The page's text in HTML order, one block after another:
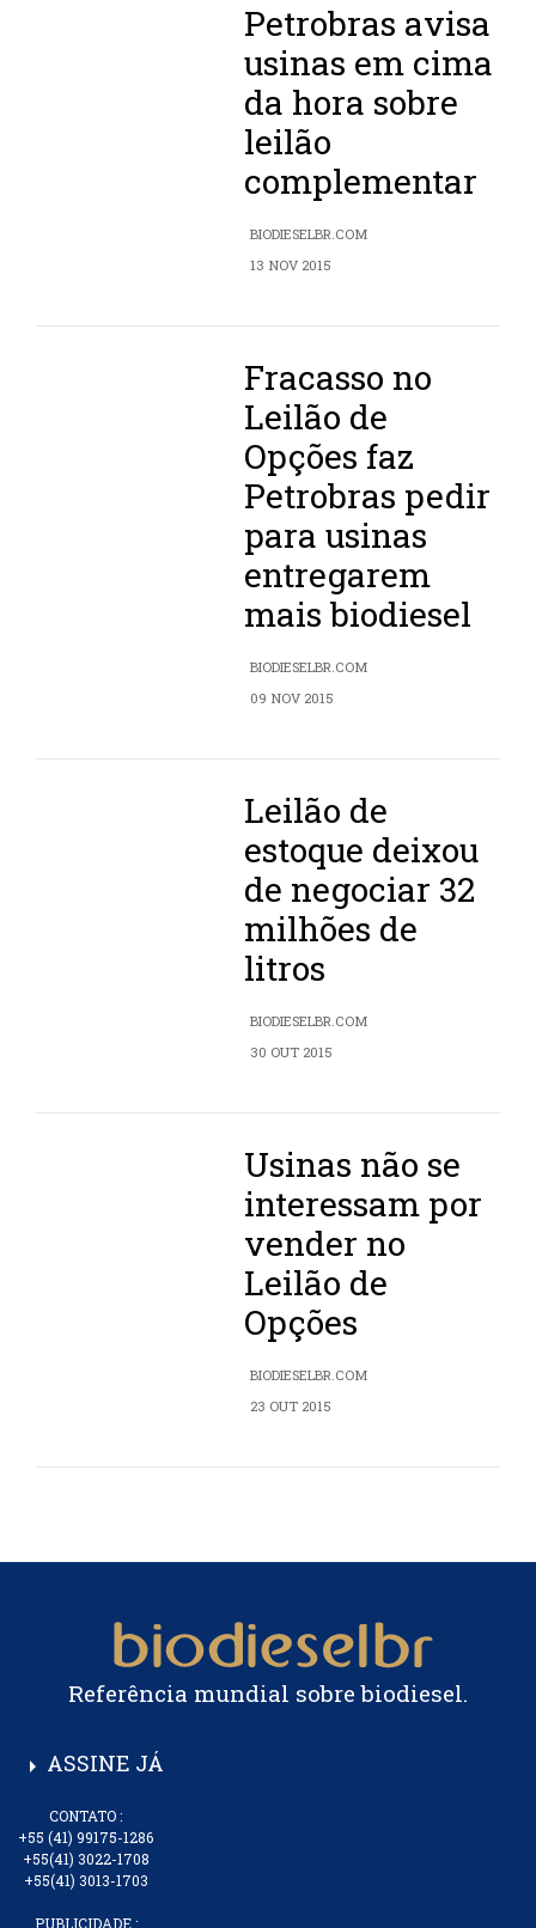
Petrobras avisa
usinas em cima
da hora sobre
leilão
complementar
BIODIESELBR.COM
13 NOV 2015
Fracasso no
Leilão de
Opções faz
Petrobras pedir
para usinas
entregarem
mais biodiesel
BIODIESELBR.COM
09 NOV 2015
Leilão de
estoque deixou
de negociar 32
milhões de
litros
BIODIESELBR.COM
30 OUT 2015
Usinas não se
interessam por
vender no
Leilão de
Opções
BIODIESELBR.COM
23 OUT 2015
Referência mundial sobre biodiesel.
arrow_right ASSINE JÁ
CONTATO :
+55 (41) 99175-1286
+55(41) 3022-1708
+55(41) 3013-1703
PUBLICIDADE :